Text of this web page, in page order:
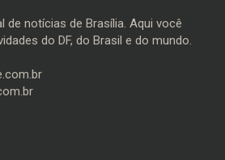
de notícias de Brasília. Aqui você
do DF, do Brasil e do mundo.